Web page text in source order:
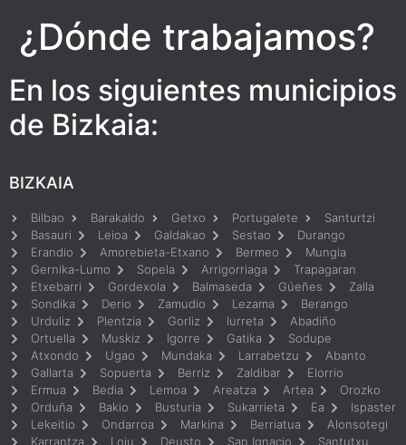
¿Dónde trabajamos?
En los siguientes municipios
de Bizkaia:
BIZKAIA
Bilbao Barakaldo Getxo Portugalete
Santurtzi
Basauri
Leioa Galdakao Sestao
Durango
Erandio
Amorebieta-Etxano Bermeo
Mungia
Gernika-Lumo
Sopela Arrigorriaga
Trapagaran
Etxebarri
Gordexola Balmaseda Gúeñes
Zalla
Sondika
Derio Zamudio Lezama
Berango
Urduliz
Plentzia Gorliz Iurreta
Abadiño
Ortuella
Muskiz Igorre Gatika
Sodupe
Atxondo
Ugao Mundaka Larrabetzu
Abanto
Gallarta
Sopuerta Berriz Zaldibar
Elorrio
Ermua
Bedia Lemoa Areatza Artea
Orozko
Orduña
Bakio Busturia Sukarrieta Ea
Ispaster
Lekeitio
Ondarroa Markina Berriatua
Alonsotegi
Karrantza
Loiu Deusto San Ignacio
Santutxu